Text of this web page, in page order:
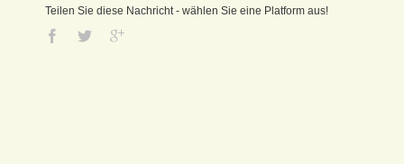
Teilen Sie diese Nachricht - wählen Sie eine Platform aus!